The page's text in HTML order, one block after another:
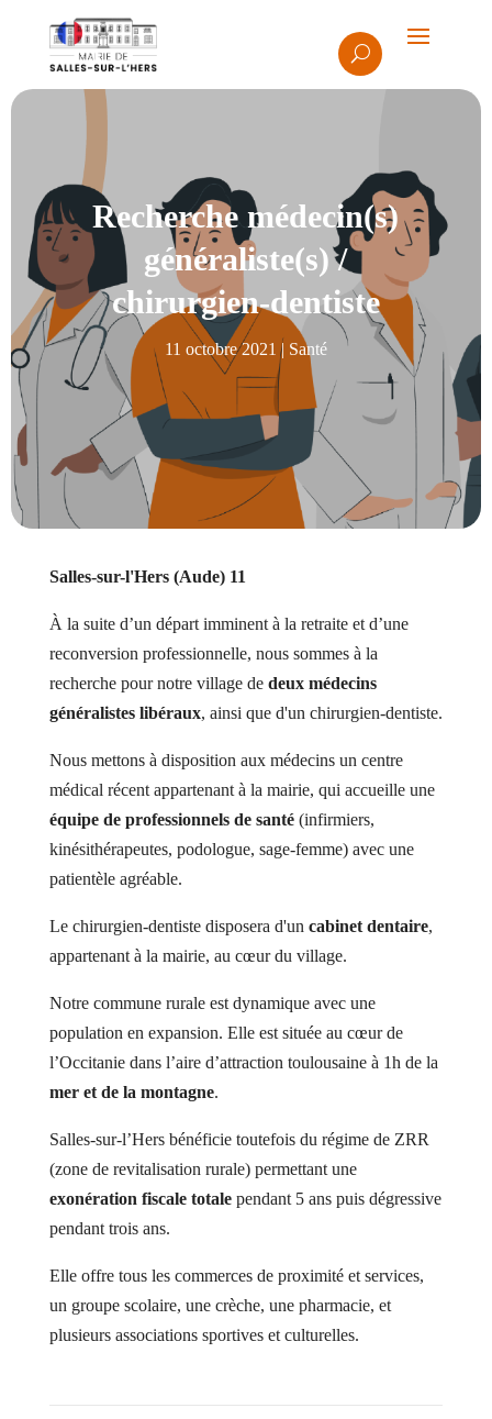
Recherche médecin(s)
généraliste(s) /
chirurgien-dentiste
11 octobre 2021 | Santé
Salles-sur-l'Hers (Aude) 11
À la suite d’un départ imminent à la retraite et d’une
reconversion professionnelle, nous sommes à la
recherche pour notre village de deux médecins
généralistes libéraux, ainsi que d'un chirurgien-dentiste.
Nous mettons à disposition aux médecins un centre
médical récent appartenant à la mairie, qui accueille une
équipe de professionnels de santé (infirmiers,
kinésithérapeutes, podologue, sage-femme) avec une
patientèle agréable.
Le chirurgien-dentiste disposera d'un cabinet dentaire,
appartenant à la mairie, au cœur du village.
Notre commune rurale est dynamique avec une
population en expansion. Elle est située au cœur de
l’Occitanie dans l’aire d’attraction toulousaine à 1h de la
mer et de la montagne.
Salles-sur-l’Hers bénéficie toutefois du régime de ZRR
(zone de revitalisation rurale) permettant une
exonération fiscale totalependant 5 ans puis dégressive
pendant trois ans.
Elle offre tous les commerces de proximité et services,
un groupe scolaire, une crèche, une pharmacie, et
plusieurs associations sportives et culturelles.